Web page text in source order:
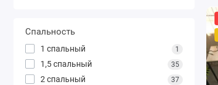
Спальность
1 спальный 1
1,5 спальный 35
2 спальный 37